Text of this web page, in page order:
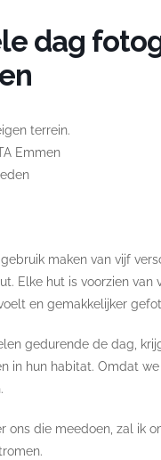
dag
terrein.
Emmen
maken van vijf
Elke hut is voorzien
en gemakkelijker
gedurende de dag,
in hun habitat. Omdat
ons die meedoen, zal ik